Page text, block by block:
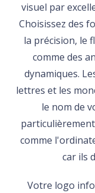
visuel par
Choisissez des
la précision, le
comme des
dynamiques.
lettres et les
le nom de
comme
car ils
Votre logo